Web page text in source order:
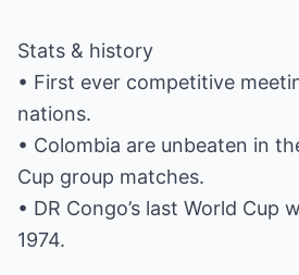
Stats & history
• First ever competitive
nations.
• Colombia are unbeaten in
Cup group matches.
• DR Congo’s last World Cup
1974.